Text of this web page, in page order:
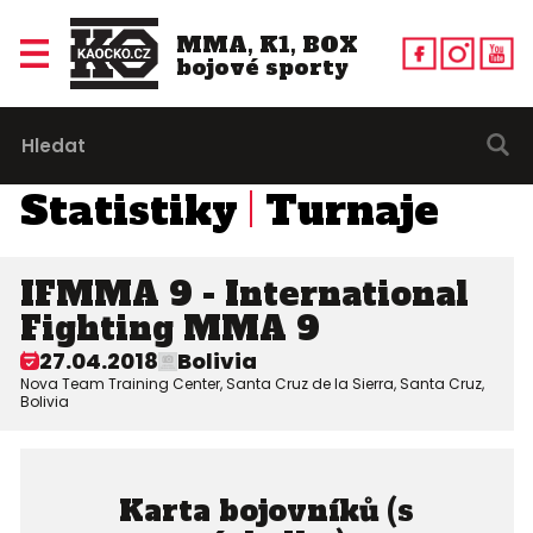
MMA, K1, BOX
bojové sporty
Statistiky Turnaje
IFMMA 9 - International
Fighting MMA 9
27.04.2018 Bolivia
Nova Team Training Center, Santa Cruz de la Sierra, Santa Cruz,
Bolivia
Karta bojovníků (s